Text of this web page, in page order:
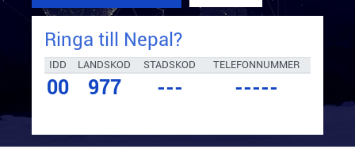
Ringa till Nepal?
IDD LANDSKOD STADSKOD TELEFONNUMMER
00 977 --- -----